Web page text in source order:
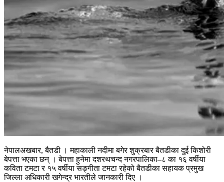
नेपालअखबार, बैतडी । महाकाली नदीमा बगेर शुक्रबार बैतडीका दुई किशोरी
बेपत्ता भएका छन् । बेपत्ता हुनेमा दशरथचन्द नगरपालिका–८ का १६ वर्षीया
कविता टमटा र १५ वर्षीया सङ्गीता टमटा रहेको बैतडीका सहायक प्रमुख
जिल्ला अधिकारी खगेन्द्र भारतीले जानकारी दिए ।